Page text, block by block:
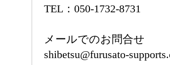
TEL：050-1732-8731
メールでのお問合せ
shibetsu@furusato-